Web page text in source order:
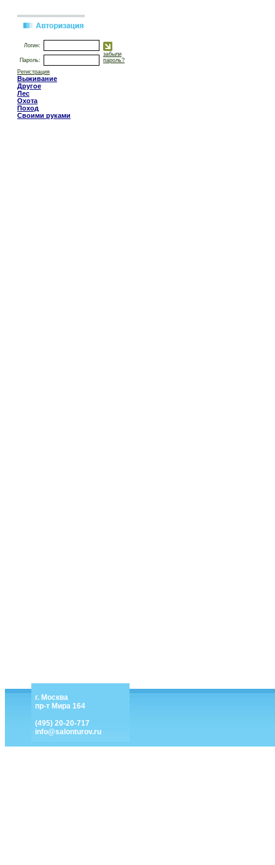
Логин:
Пароль:
забыли
пароль?
Регистрация
Выживание
Другое
Лес
Охота
Поход
Своими руками
г. Москва
пр-т Мира 164
(495) 20-20-717
info@salonturov.ru